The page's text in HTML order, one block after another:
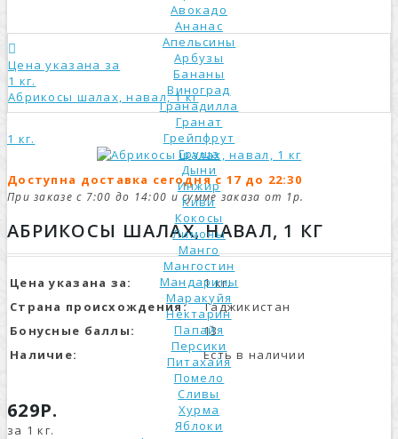
Авокадо
Ананас
Апельсины
Арбузы
Бананы
Виноград
Гранадилла
Гранат
Грейпфрут
Груша
Дыни
Инжир
Киви
Кокосы
Лимоны
Манго
Мангостин
Мандарины
Маракуйя
Нектарин
Папайя
Персики
Питахайя
Помело
Сливы
Хурма
Яблоки
Цена указана за
1 кг.
Абрикосы шалах, навал, 1 кг
1 кг.
Доступна доставка сегодня с 17 до 22:30
При заказе с 7:00 до 14:00 и сумме заказа от 1р.
АБРИКОСЫ ШАЛАХ, НАВАЛ, 1 КГ
Цена указана за:
1 кг.
Страна происхождения:
Таджикистан
Бонусные баллы:
13
Наличие:
Есть в наличии
629Р.
за 1 кг.